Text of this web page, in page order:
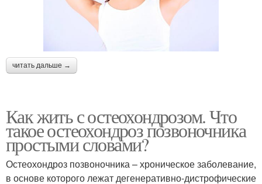
читать дальше →
Как жить с остеохондрозом. Что
такое остеохондроз позвоночника
простыми словами?
Остеохондроз позвоночника – хроническое заболевание,
в основе которого лежат дегенеративно-дистрофические